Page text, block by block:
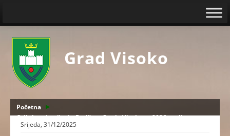
Grad Visoko
Početna
Odluka o izvršenju Budžeta Grada Visoko za 2026. godinu
Srijeda, 31/12/2025